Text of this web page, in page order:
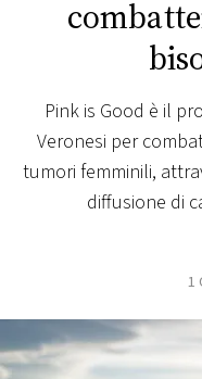
NEWS
FOTO
VIDEO
Pink is Good è il
Veronesi per
tumori femminili,
diffusione di
1